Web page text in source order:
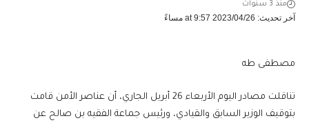
آخر تحديث: 2023/04/26 at 9:57 مساءً
منذ 3 سنوات
مصطفى طه
تناقلت مصادر اليوم الأربعاء 26 أبريل الجاري، أن عناصر الأمن قامت
بتوقيف الوزير السابق والقيادي، ورئيس جماعة الفقيه بن صالح عن